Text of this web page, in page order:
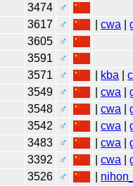
3474
♂
3617 ♂ |cwa |
3605
♂
3591
♂
3571 ♂ kba |
3549 ♂ |cwa |
3548 ♂ |cwa |
3542 ♂ |cwa |
3483 ♂ |cwa |
3392 ♂ |cwa |
3526 ♂